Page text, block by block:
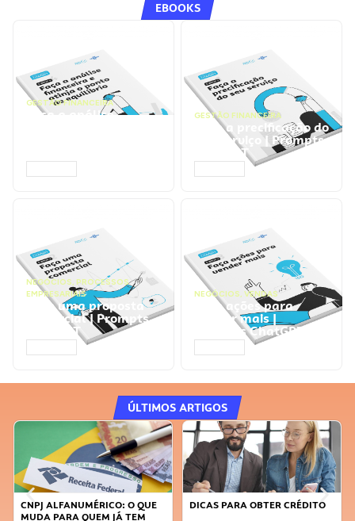
EBOOKS
GESTÃO FINANCEIRA
Faça a análise GESTÃO FINANCEIRA
Faça a precificação do
seu serviço | Prompts
ChatGPT
NEGÓCIOS, PROCESSOS
EMPRESARIAIS
Faça uma proposta
comercial | Prompts
ChatGPT
NEGÓCIOS, VENDAS
Faça ações para
vender mais |
Prompts ChatGPT
ÚLTIMOS ARTIGOS
DICAS PARA OBTER CRÉDITO
FAÇA A DIFERENÇA: SEJA